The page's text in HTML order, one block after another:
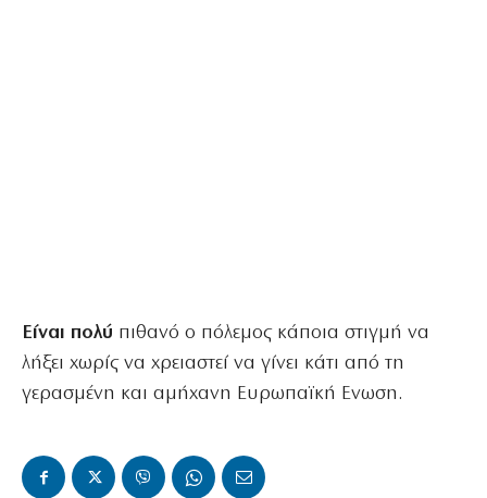
Είναι πολύ πιθανό ο πόλεμος κάποια στιγμή να
λήξει χωρίς να χρειαστεί να γίνει κάτι από τη
γερασμένη και αμήχανη Ευρωπαϊκή Ενωση.